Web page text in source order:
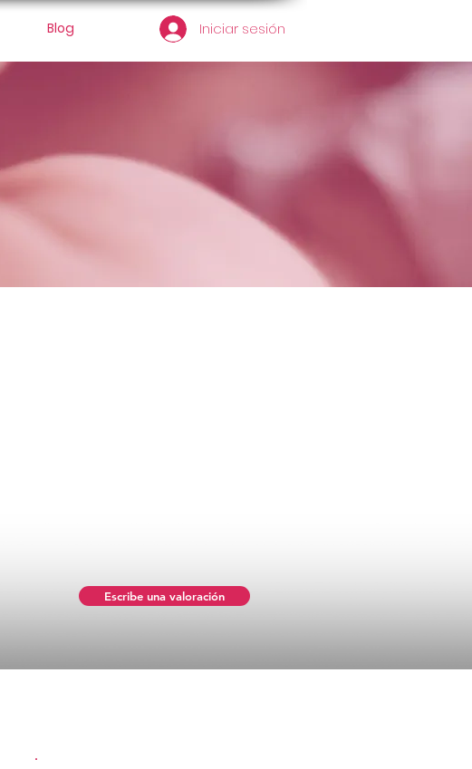
Iniciar sesión
Blog
Escribe una valoración